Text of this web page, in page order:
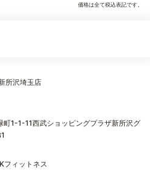
価格は全て税込表記です。
所沢埼玉店
町1-1-11西武ショッピングプラザ新所沢グ
フィットネス